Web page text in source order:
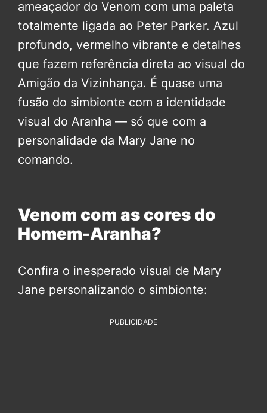
ameaçador do Venom com uma paleta
totalmente ligada ao Peter Parker. Azul
profundo, vermelho vibrante e detalhes
que fazem referência direta ao visual do
Amigão da Vizinhança. É quase uma
fusão do simbionte com a identidade
visual do Aranha — só que com a
personalidade da Mary Jane no
comando.
Venom com as cores do
Homem-Aranha?
Confira o inesperado visual de Mary
Jane personalizando o simbionte:
PUBLICIDADE